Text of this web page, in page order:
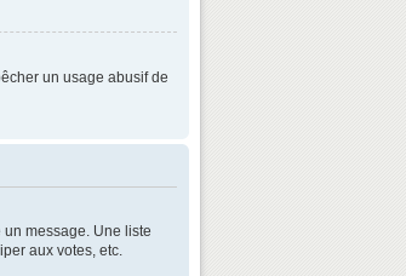
un usage abusif de
message. Une liste
aux votes, etc.